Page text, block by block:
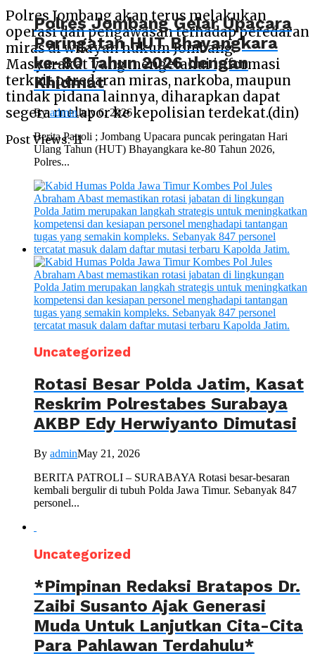
Polres Jombang akan terus melakukan
operasi dan pengawasan terhadap peredaran
miras di wilayah hukum Jombang.
Masyarakat yang mengetahui informasi
terkait peredaran miras, narkoba, maupun
tindak pidana lainnya, diharapkan dapat
segera melapor ke kepolisian terdekat.(din)
Post Views: 11
Polres Jombang Gelar Upacara
Peringatan HUT Bhayangkara
ke-80 Tahun 2026 dengan
Khidmat
ByadminJuly 6, 2026
Berita Patroli ; Jombang Upacara puncak peringatan Hari
Ulang Tahun (HUT) Bhayangkara ke-80 Tahun 2026,
Polres...
Uncategorized
Rotasi Besar Polda Jatim, Kasat
Reskrim Polrestabes Surabaya
AKBP Edy Herwiyanto Dimutasi
By adminMay 21, 2026
BERITA PATROLI – SURABAYA Rotasi besar-besaran
kembali bergulir di tubuh Polda Jawa Timur. Sebanyak 847
personel...
Uncategorized
*Pimpinan Redaksi Bratapos Dr.
Zaibi Susanto Ajak Generasi
Muda Untuk Lanjutkan Cita-Cita
Para Pahlawan Terdahulu*